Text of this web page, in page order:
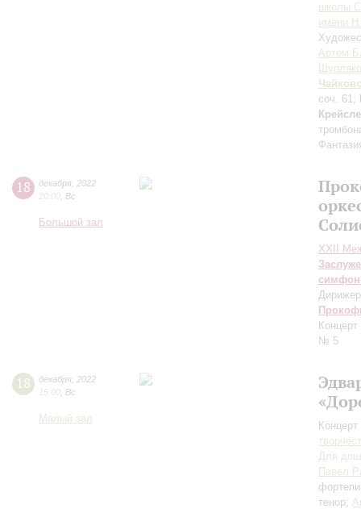
школы
имени
Артем
соч. 61;
18 декабря 2022
20:00 Вс
Большой зал
XXII
№ 5
18 декабря 2022
15:00 Вс
Малый зал
Для
Павел
тенор;